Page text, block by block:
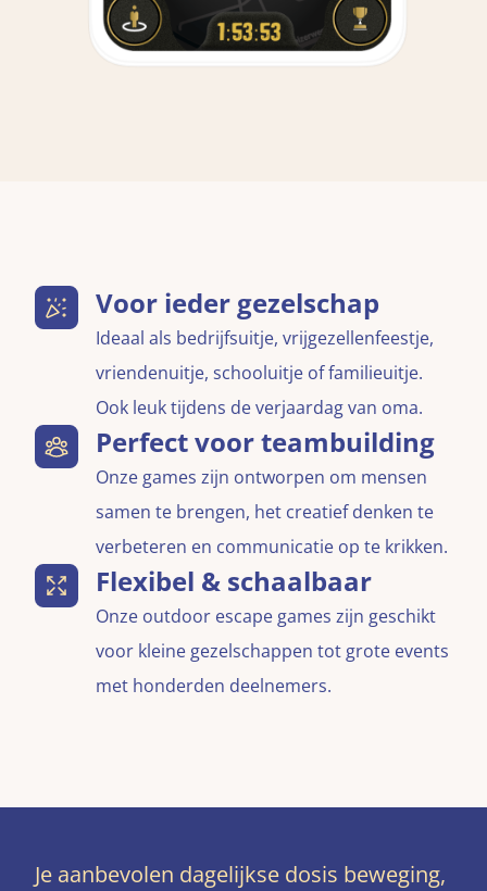
Voor ieder gezelschap
Ideaal als bedrijfsuitje, vrijgezellenfeestje,
vriendenuitje, schooluitje of familieuitje.
Ook leuk tijdens de verjaardag van oma.
Perfect voor teambuilding
Onze games zijn ontworpen om mensen
samen te brengen, het creatief denken te
verbeteren en communicatie op te krikken.
Flexibel & schaalbaar
Onze outdoor escape games zijn geschikt
voor kleine gezelschappen tot grote events
met honderden deelnemers.
Je aanbevolen dagelijkse dosis beweging,